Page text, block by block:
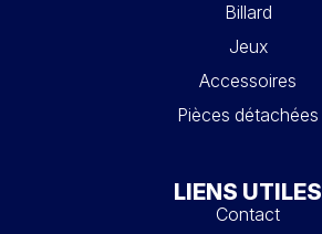
Billard
Jeux
Accessoires
Pièces détachées
LIENS UTILES
Contact